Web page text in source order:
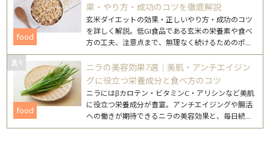
果・やり方・成功のコツを徹底解説
food
玄米ダイエットの効果・正しいやり方・成功のコツ
を詳しく解説。低GI食品である玄米の栄養素や食べ
方の工夫、注意点まで、無理なく続けるためのポイ
ントをまとめました。
8
ニラの美容効果7選｜美肌・アンチエイジン
グに役立つ栄養成分と食べ方のコツ
food
ニラにはβカロテン・ビタミンC・アリシンなど美肌
に役立つ栄養成分が豊富。アンチエイジングや腸活
への働きが期待できるニラの美容効果と、毎日続け
やすいレシピを詳しく紹介します。